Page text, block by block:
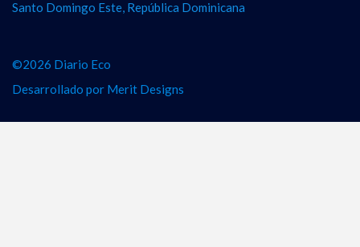
Santo Domingo Este, República Dominicana
©2026 Diario Eco
Desarrollado por Merit Designs